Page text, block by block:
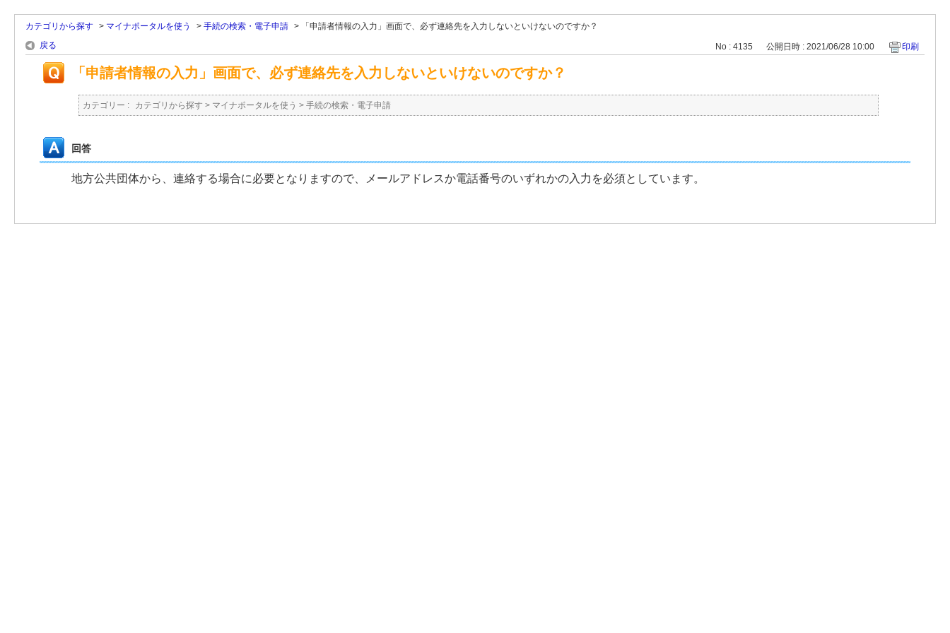
カテゴリから探す > マイナポータルを使う > 手続の検索・電子申請 >
「申請者情報の入力」画面で、必ず連絡先を入力しないといけないのですか？
戻る
No : 4135 公開日時 : 2021/06/28 10:00 印刷
「申請者情報の入力」画面で、必ず連絡先を入力しないといけないのですか？
カテゴリー : カテゴリから探す > マイナポータルを使う > 手続の検索・電子申請
回答
地方公共団体から、連絡する場合に必要となりますので、メールアドレスか電話番号のいずれかの入力を必須としています。